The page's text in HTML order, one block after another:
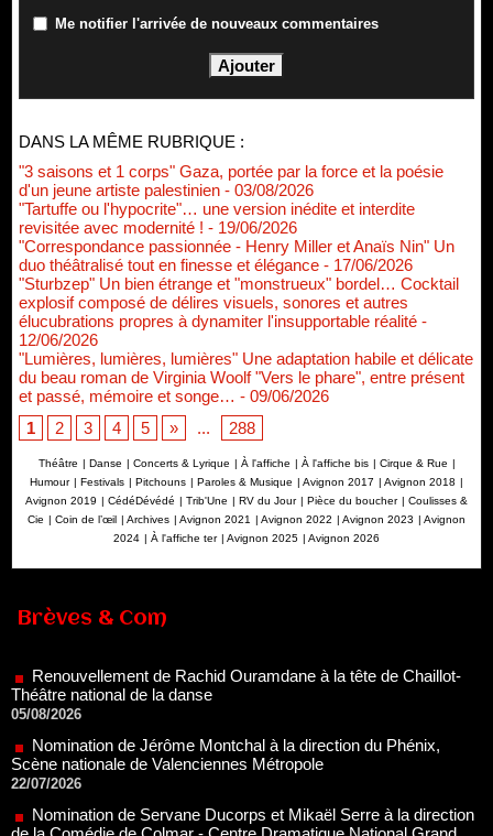
Me notifier l'arrivée de nouveaux commentaires
DANS LA MÊME RUBRIQUE :
"3 saisons et 1 corps" Gaza, portée par la force et la poésie
d'un jeune artiste palestinien - 03/08/2026
"Tartuffe ou l'hypocrite"… une version inédite et interdite
revisitée avec modernité ! - 19/06/2026
"Correspondance passionnée - Henry Miller et Anaïs Nin" Un
duo théâtralisé tout en finesse et élégance - 17/06/2026
"Sturbzep" Un bien étrange et "monstrueux" bordel… Cocktail
explosif composé de délires visuels, sonores et autres
élucubrations propres à dynamiter l'insupportable réalité -
12/06/2026
"Lumières, lumières, lumières" Une adaptation habile et délicate
du beau roman de Virginia Woolf "Vers le phare", entre présent
et passé, mémoire et songe… - 09/06/2026
1
2 3 4 5 » ... 288
Théâtre | Danse | Concerts & Lyrique | À l'affiche | À l'affiche bis | Cirque & Rue |
Humour | Festivals | Pitchouns | Paroles & Musique | Avignon 2017 | Avignon 2018 |
Avignon 2019 | CédéDévédé | Trib'Une | RV du Jour | Pièce du boucher | Coulisses &
Cie | Coin de l’œil | Archives | Avignon 2021 | Avignon 2022 | Avignon 2023 | Avignon
2024 | À l'affiche ter | Avignon 2025 | Avignon 2026
Brèves & Com
Renouvellement de Rachid Ouramdane à la tête de Chaillot-
Théâtre national de la danse
Nomination de Jérôme Montchal à la direction du Phénix,
Scène nationale de Valenciennes Métropole
22/07/2026
Nomination de Servane Ducorps et Mikaël Serre à la direction
de la Comédie de Colmar - Centre Dramatique National Grand
Est Alsace
07/07/2026